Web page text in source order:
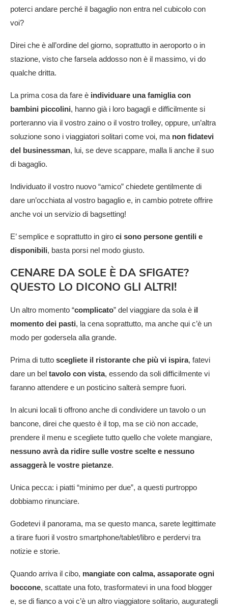
poterci andare perché il bagaglio non entra nel cubicolo con
voi?
Direi che è all’ordine del giorno, soprattutto in aeroporto o in
stazione, visto che farsela addosso non è il massimo, vi do
qualche dritta.
La prima cosa da fare è individuare una famiglia con
bambini piccolini, hanno già i loro bagagli e difficilmente si
porteranno via il vostro zaino o il vostro trolley, oppure, un’altra
soluzione sono i viaggiatori solitari come voi, ma non fidatevi
del businessman, lui, se deve scappare, malla li anche il suo
di bagaglio.
Individuato il vostro nuovo “amico” chiedete gentilmente di
dare un’occhiata al vostro bagaglio e, in cambio potrete offrire
anche voi un servizio di bagsetting!
E’ semplice e soprattutto in giro ci sono persone gentili e
disponibili, basta porsi nel modo giusto.
CENARE DA SOLE È DA SFIGATE?
QUESTO LO DICONO GLI ALTRI!
Un altro momento “complicato” del viaggiare da sola è il
momento dei pasti, la cena soprattutto, ma anche qui c’è un
modo per godersela alla grande.
Prima di tutto scegliete il ristorante che più vi ispira, fatevi
dare un bel tavolo con vista, essendo da soli difficilmente vi
faranno attendere e un posticino salterà sempre fuori.
In alcuni locali ti offrono anche di condividere un tavolo o un
bancone, direi che questo è il top, ma se ciò non accade,
prendere il menu e scegliete tutto quello che volete mangiare,
nessuno avrà da ridire sulle vostre scelte e nessuno
assaggerà le vostre pietanze.
Unica pecca: i piatti “minimo per due”, a questi purtroppo
dobbiamo rinunciare.
Godetevi il panorama, ma se questo manca, sarete legittimate
a tirare fuori il vostro smartphone/tablet/libro e perdervi tra
notizie e storie.
Quando arriva il cibo, mangiate con calma, assaporate ogni
boccone, scattate una foto, trasformatevi in una food blogger
e, se di fianco a voi c’è un altro viaggiatore solitario, augurategli